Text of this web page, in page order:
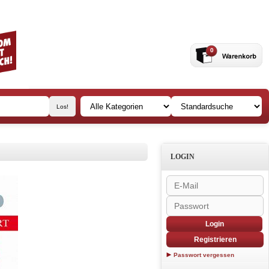
0
LOGIN
Login
Registrieren
Passwort vergessen